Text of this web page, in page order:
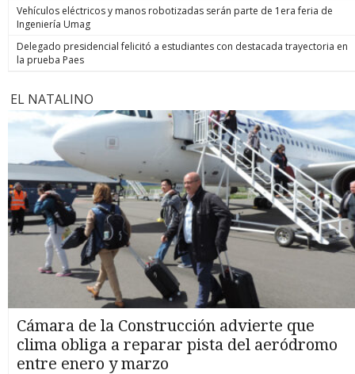
Vehículos eléctricos y manos robotizadas serán parte de 1era feria de
Ingeniería Umag
Delegado presidencial felicitó a estudiantes con destacada trayectoria en
la prueba Paes
EL NATALINO
Cámara de la Construcción advierte que
clima obliga a reparar pista del aeródromo
entre enero y marzo